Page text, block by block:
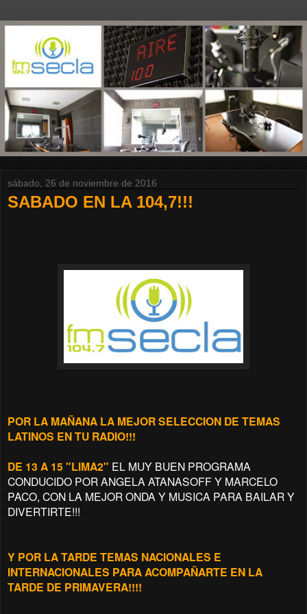
sábado, 26 de noviembre de 2016
SABADO EN LA 104,7!!!
POR LA MAÑANA LA MEJOR SELECCION DE TEMAS
LATINOS EN TU RADIO!!!
DE 13 A 15 "LIMA2" EL MUY BUEN PROGRAMA
CONDUCIDO POR ANGELA ATANASOFF Y MARCELO
PACO, CON LA MEJOR ONDA Y MUSICA PARA BAILAR Y
DIVERTIRTE!!!
Y POR LA TARDE TEMAS NACIONALES E
INTERNACIONALES PARA ACOMPAÑARTE EN LA
TARDE DE PRIMAVERA!!!!